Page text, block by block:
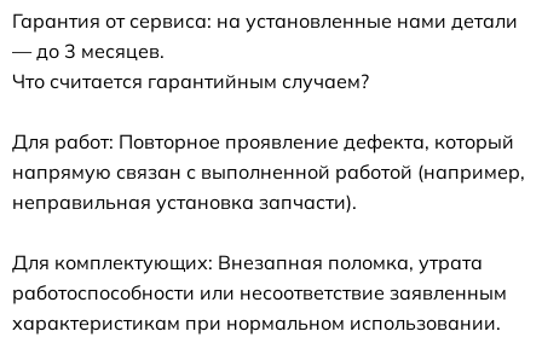
Гарантия от сервиса: на установленные нами детали
— до 3 месяцев.
Что считается гарантийным случаем?
Для работ: Повторное проявление дефекта, который
напрямую связан с выполненной работой (например,
неправильная установка запчасти).
Для комплектующих: Внезапная поломка, утрата
работоспособности или несоответствие заявленным
характеристикам при нормальном использовании.